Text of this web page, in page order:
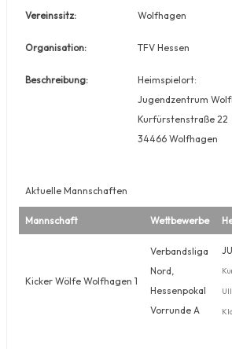
Vereinssitz: Wolfhagen
Organisation: TFV Hessen
Beschreibung:
Heimspielort:
Jugendzentrum
Kurfürstenstraße 22
34466 Wolfhagen
Aktuelle Mannschaften
Mannschaft Wettbewerbe
Kicker Wölfe Wolfhagen 1
Verbandsliga
Nord,
Hessenpokal
Vorrunde A